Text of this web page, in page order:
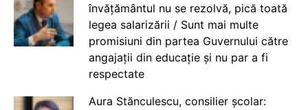
învățământul nu se rezolvă, pică toată
legea salarizării / Sunt mai multe
promisiuni din partea Guvernului către
angajații din educație și nu par a fi
respectate
Aura Stănculescu, consilier școlar: